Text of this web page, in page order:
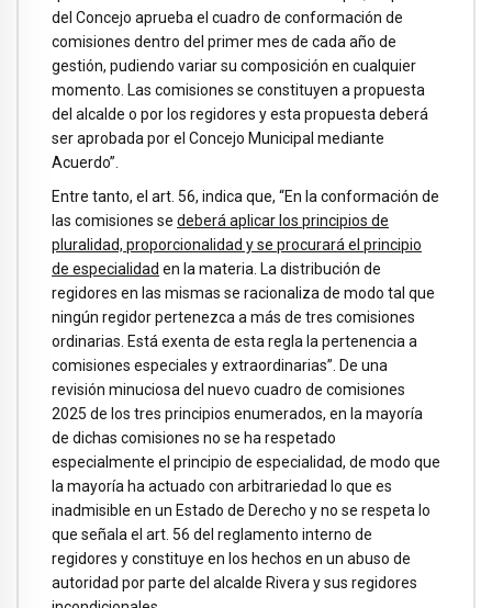
del Concejo aprueba el cuadro de conformación de
comisiones dentro del primer mes de cada año de
gestión, pudiendo variar su composición en cualquier
momento. Las comisiones se constituyen a propuesta
del alcalde o por los regidores y esta propuesta deberá
ser aprobada por el Concejo Municipal mediante
Acuerdo”.
Entre tanto, el art. 56, indica que, “En la conformación de
las comisiones se deberá aplicar los principios de
pluralidad, proporcionalidad y se procurará el principio
de especialidad en la materia. La distribución de
regidores en las mismas se racionaliza de modo tal que
ningún regidor pertenezca a más de tres comisiones
ordinarias. Está exenta de esta regla la pertenencia a
comisiones especiales y extraordinarias”. De una
revisión minuciosa del nuevo cuadro de comisiones
2025 de los tres principios enumerados, en la mayoría
de dichas comisiones no se ha respetado
especialmente el principio de especialidad, de modo que
la mayoría ha actuado con arbitrariedad lo que es
inadmisible en un Estado de Derecho y no se respeta lo
que señala el art. 56 del reglamento interno de
regidores y constituye en los hechos en un abuso de
autoridad por parte del alcalde Rivera y sus regidores